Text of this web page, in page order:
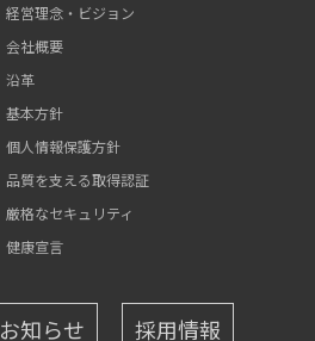
経営理念・ビジョン
会社概要
沿革
基本方針
個人情報保護方針
品質を支える取得認証
厳格なセキュリティ
健康宣言
お知らせ 採用情報